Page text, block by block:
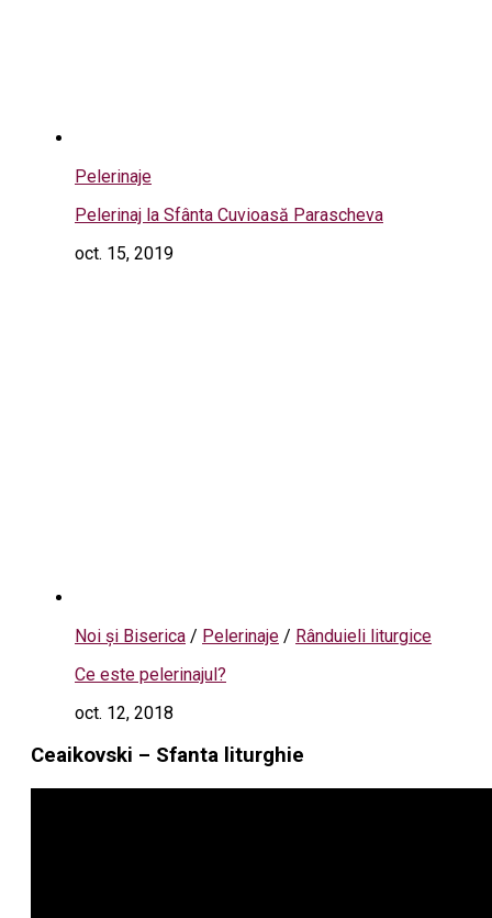
Pelerinaje
Pelerinaj la Sfânta Cuvioasă Parascheva
oct. 15, 2019
Noi și Biserica / Pelerinaje / Rânduieli liturgice
Ce este pelerinajul?
oct. 12, 2018
Ceaikovski – Sfanta liturghie